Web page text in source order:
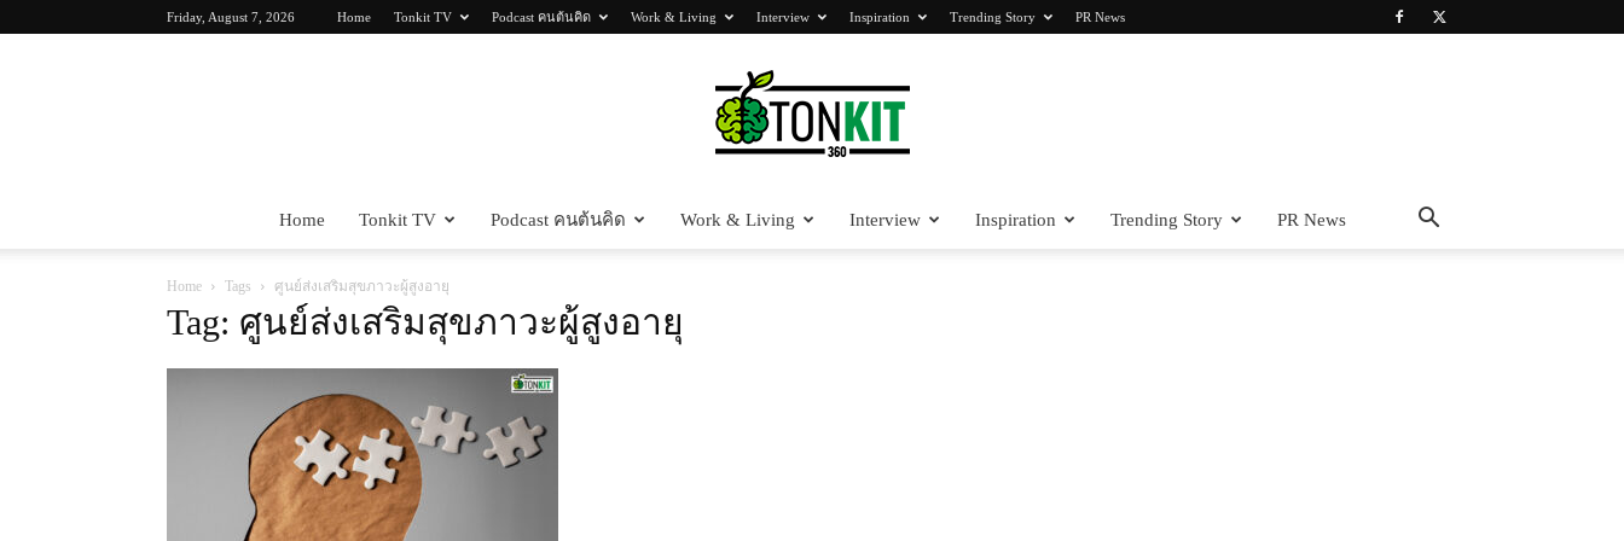
Friday, August 7, 2026 Home Tonkit TV Podcast คนต้นคิด Work & Living Interview Inspiration Trending Story PR News
Home Tonkit TV Podcast คนต้นคิด Work & Living Interview Inspiration Trending Story PR News
Home Tags ศูนย์ส่งเสริมสุขภาวะผู้สูงอายุ
Tag: ศูนย์ส่งเสริมสุขภาวะผู้สูงอายุ